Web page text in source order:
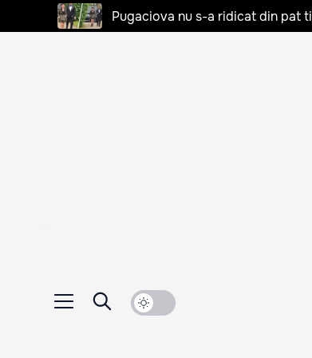
Pugaciova nu s-a ridicat din pat